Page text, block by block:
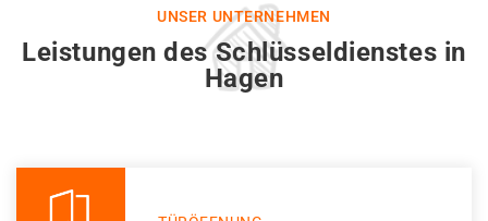
UNSER UNTERNEHMEN
Leistungen des Schlüsseldienstes in
Hagen